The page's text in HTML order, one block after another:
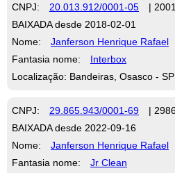
CNPJ: 20.013.912/0001-05
|
BAIXADA desde 2018-02-01
Nome:
Janferson Henrique Rafael
Fantasia nome:
Interbox
Localização: Bandeiras, Osasco - SP
CNPJ: 29.865.943/0001-69
|
BAIXADA desde 2022-09-16
Nome:
Janferson Henrique Rafael
Fantasia nome:
Jr Clean